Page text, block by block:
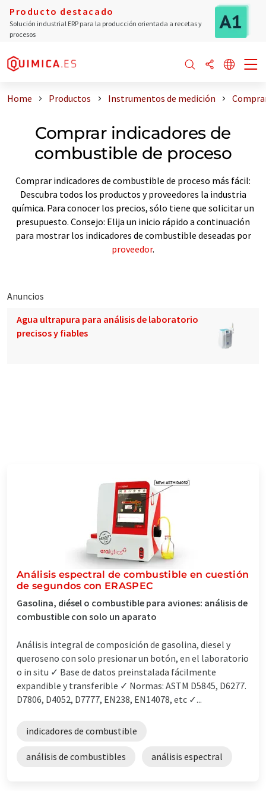
Producto destacado
Solución industrial ERP para la producción orientada a recetas y
procesos
Home Productos Instrumentos de medición
Comprar indicadores de
combustible de proceso
Comprar indicadores de combustible de proceso más fácil:
Descubra todos los productos y proveedores la industria
química. Para conocer los precios, sólo tiene que solicitar un
presupuesto. Consejo: Elija un inicio rápido a continuación
para mostrar los indicadores de combustible deseadas por
proveedor.
Anuncios
Agua ultrapura para análisis de laboratorio
precisos y fiables
Análisis espectral de combustible en cuestión
de segundos con ERASPEC
Gasolina, diésel o combustible para aviones: análisis de
combustible con solo un aparato
Análisis integral de composición de gasolina, diesel y
queroseno con solo presionar un botón, en el laboratorio
o in situ ✓ Base de datos preinstalada fácilmente
expandible y transferible ✓ Normas: ASTM D5845, D6277.
D7806, D4052, D7777, EN238, EN14078, etc ✓...
indicadores de combustible
análisis de combustibles análisis espectral